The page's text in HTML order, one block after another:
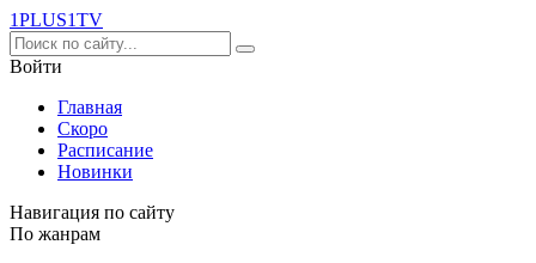
1PLUS1TV
Войти
Главная
Скоро
Расписание
Новинки
Навигация по сайту
По жанрам